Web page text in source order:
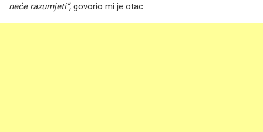
neće razumjeti”, govorio mi je otac.